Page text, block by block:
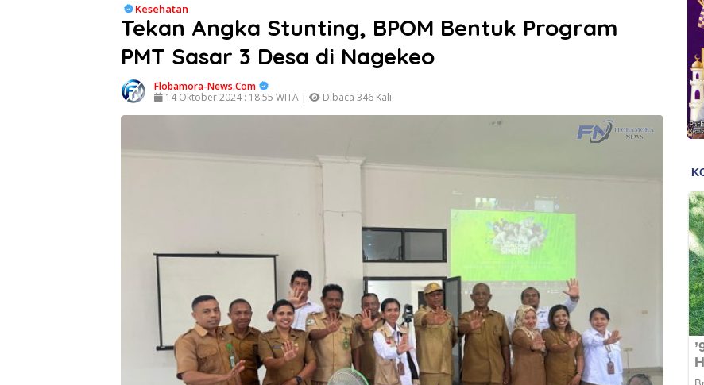
Kesehatan
Tekan Angka Stunting, BPOM Bentuk Program
PMT Sasar 3 Desa di Nagekeo
Flobamora-News.Com
14 Oktober 2024 : 18:55 WITA |
Dibaca 346 Kali